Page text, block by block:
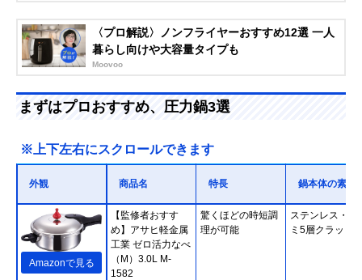
〈プロ解説〉ノンフライヤーおすすめ12選 一人
暮らし向けや大容量タイプも
Moovoo
まずはプロおすすめ、圧力鍋3選
※上下左右にスクロールできます
外観 商品名 特長 鍋本体の素材
Amazonで見る
【監修者おすす
め】アサヒ軽金属
工業 ゼロ活力なべ
（M）3.0L M-
1582
驚くほどの時短調
理が可能
ステンレス・ア
ミ5層クラッド